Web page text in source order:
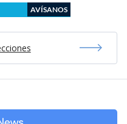
AVÍSANOS